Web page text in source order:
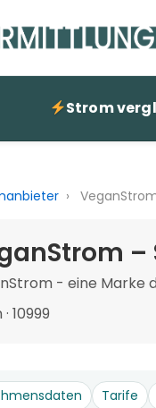
Strom
›
–
- eine Marke
10999
Tarife